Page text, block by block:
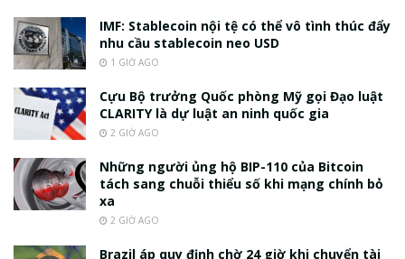
IMF: Stablecoin nội tệ có thể vô tình thúc đẩy
nhu cầu stablecoin neo USD
1 GIỜ AGO
Cựu Bộ trưởng Quốc phòng Mỹ gọi Đạo luật
CLARITY là dự luật an ninh quốc gia
2 GIỜ AGO
Những người ủng hộ BIP-110 của Bitcoin
tách sang chuỗi thiểu số khi mạng chính bỏ
xa
2 GIỜ AGO
Brazil áp quy định chờ 24 giờ khi chuyển tài